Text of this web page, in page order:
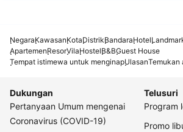
NegaraKawasanKotaDistrikBandaraHotel
ApartemenResorVilaHostelB&BGuest House
Tempat istimewa untuk menginapUlasanTemukan
Dukungan
Pertanyaan Umum mengenai
Coronavirus (COVID-19)
Telusuri
Program
Promo